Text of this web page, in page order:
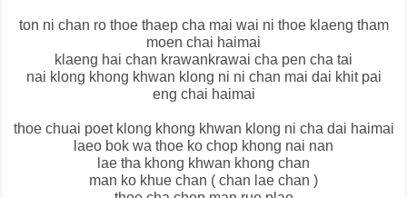
ton ni chan ro thoe thaep cha mai wai ni thoe klaeng tham
moen chai haimai
klaeng hai chan krawankrawai cha pen cha tai
nai klong khong khwan klong ni ni chan mai dai khit pai
eng chai haimai
thoe chuai poet klong khong khwan klong ni cha dai haimai
laeo bok wa thoe ko chop khong nai nan
lae tha khong khwan khong chan
man ko khue chan ( chan lae chan )